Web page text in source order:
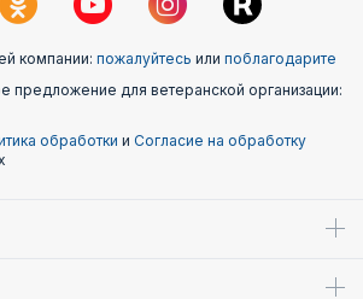
компании: пожалуйтесь или поблагодарите
предложение для ветеранской организации:
обработки и Согласие на обработку